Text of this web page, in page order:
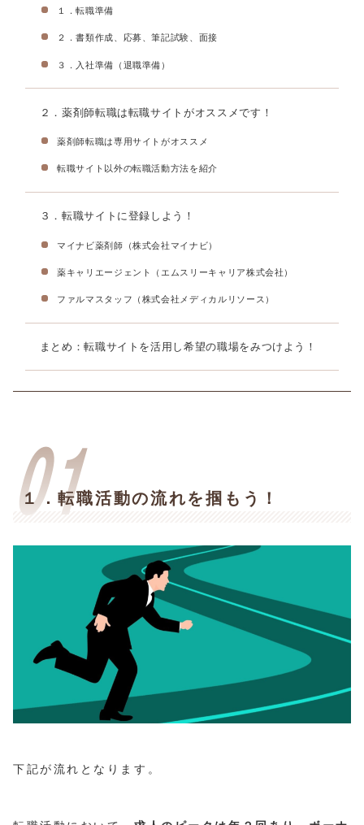
１．転職準備
２．書類作成、応募、筆記試験、面接
３．入社準備（退職準備）
２．薬剤師転職は転職サイトがオススメです！
薬剤師転職は専用サイトがオススメ
転職サイト以外の転職活動方法を紹介
３．転職サイトに登録しよう！
マイナビ薬剤師（株式会社マイナビ）
薬キャリエージェント（エムスリーキャリア株式会社）
ファルマスタッフ（株式会社メディカルリソース）
まとめ：転職サイトを活用し希望の職場をみつけよう！
１．転職活動の流れを掴もう！
下記が流れとなります。